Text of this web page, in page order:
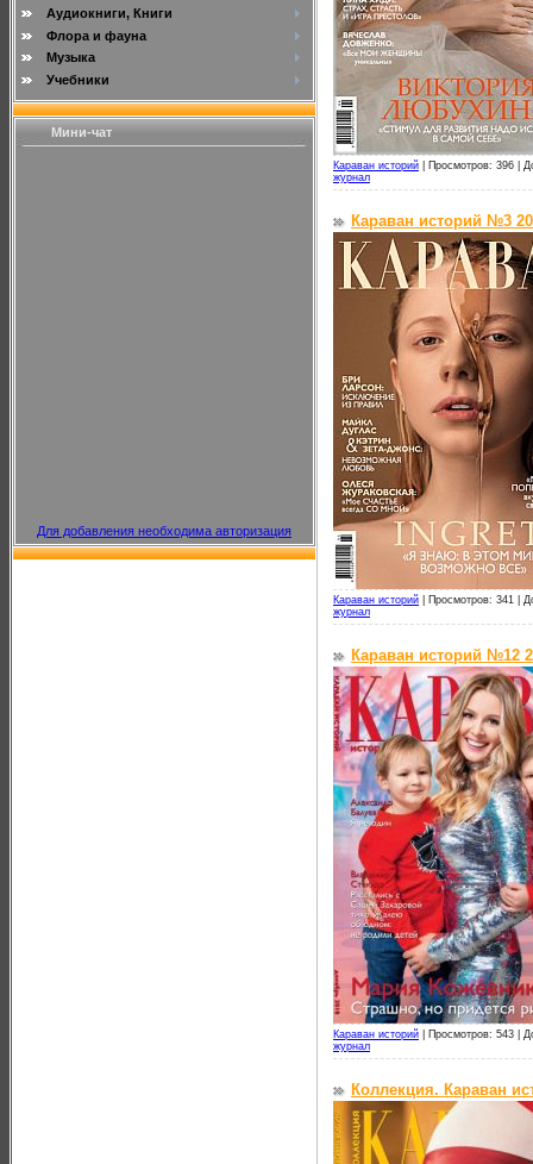
Аудиокниги, Книги
Флора и фауна
Музыка
Учебники
Мини-чат
Для добавления необходима авторизация
Караван историй Просмотров: 396 |
журнал
Караван историй №3
Караван историй Просмотров: 341 |
журнал
Караван историй №12
Караван историй Просмотров: 543 |
журнал
Коллекция. Караван